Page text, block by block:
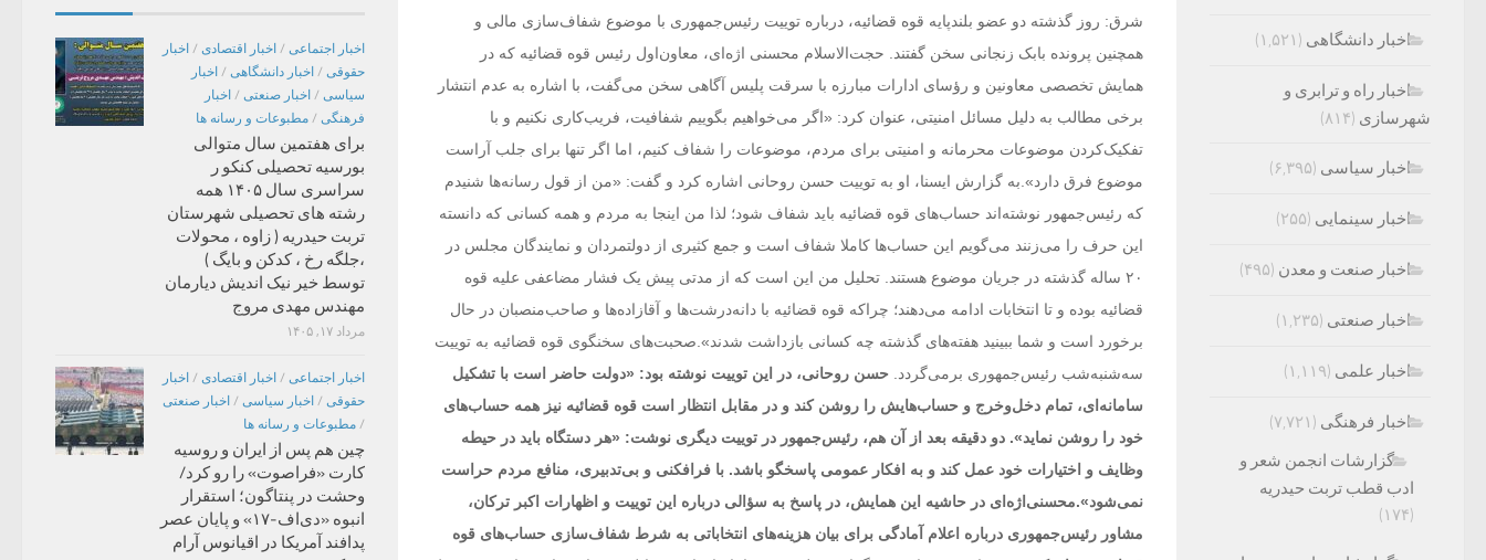
شرق: روز گذشته دو عضو بلندپایه قوه قضائیه، درباره توییت رئیس‌جمهوری با موضوع شفاف‌سازی مالی و
همچنین پرونده بابک زنجانی سخن گفتند. حجت‌الاسلام محسنی اژه‌ای، معاون‌اول رئیس قوه قضائیه که در
همایش تخصصی معاونین و رؤسای ادارات مبارزه با سرقت پلیس آگاهی سخن می‌گفت، با اشاره به عدم انتشار
برخی مطالب به دلیل مسائل امنیتی، عنوان کرد: «اگر می‌خواهیم بگوییم شفافیت، فریب‌کاری نکنیم و با
تفکیک‌کردن موضوعات محرمانه و امنیتی برای مردم، موضوعات را شفاف کنیم، اما اگر تنها برای جلب آراست
موضوع فرق دارد».به گزارش ایسنا، او به توییت حسن روحانی اشاره کرد و گفت: «من از قول رسانه‌ها شنیدم
که رئیس‌جمهور نوشته‌اند حساب‌های قوه قضائیه باید شفاف شود؛ لذا من اینجا به مردم و همه کسانی که دانسته
این حرف را می‌زنند می‌گویم این حساب‌ها کاملا شفاف است و جمع کثیری از دولتمردان و نمایندگان مجلس در
۲۰ ساله گذشته در جریان موضوع هستند. تحلیل من این است که از مدتی پیش یک فشار مضاعفی علیه قوه
قضائیه بوده و تا انتخابات ادامه می‌دهند؛ چراکه قوه قضائیه با دانه‌درشت‌ها و آقازاده‌ها و صاحب‌منصبان در حال
برخورد است و شما ببینید هفته‌های گذشته چه کسانی بازداشت شدند».صحبت‌های سخنگوی قوه قضائیه به توییت
سه‌شنبه‌شب رئیس‌جمهوری برمی‌گردد. حسن روحانی، در این توییت نوشته بود: «دولت حاضر است با تشکیل
سامانه‌ای، تمام دخل‌وخرج و حساب‌هایش را روشن کند و در مقابل انتظار است قوه قضائیه نیز همه حساب‌های
خود را روشن نماید». دو دقیقه بعد از آن هم، رئیس‌جمهور در توییت دیگری نوشت: «هر دستگاه باید در حیطه
وظایف و اختیارات خود عمل کند و به افکار عمومی پاسخگو باشد. با فرافکنی و بی‌تدبیری، منافع مردم حراست
نمی‌شود».محسنی‌اژه‌ای در حاشیه این همایش، در پاسخ به سؤالی درباره این توییت و اظهارات اکبر ترکان،
مشاور رئیس‌جمهوری درباره اعلام آمادگی برای بیان هزینه‌های انتخاباتی به شرط شفاف‌سازی حساب‌های قوه
اخبار اجتماعی / اخبار اقتصادی / اخبار
حقوقی / اخبار دانشگاهی / اخبار
سیاسی / اخبار صنعتی / اخبار
فرهنگی / مطبوعات و رسانه ها
برای هفتمین سال متوالی
بورسیه تحصیلی کنکو ر
سراسری سال ۱۴۰۵ همه
رشته های تحصیلی شهرستان
تربت حیدریه ( زاوه ، محولات
،جلگه رخ ، کدکن و بایگ )
توسط خیر نیک اندیش دیارمان
مهندس مهدی مروج
مرداد ۱۷, ۱۴۰۵
اخبار اجتماعی / اخبار اقتصادی / اخبار
حقوقی / اخبار سیاسی / اخبار صنعتی
/ مطبوعات و رسانه ها
چین هم پس از ایران و روسیه
کارت «فراصوت» را رو کرد/
وحشت در پنتاگون؛ استقرار
انبوه «دی‌اف‑۱۷» و پایان عصر
پدافند آمریکا در اقیانوس آرام
اخبار دانشگاهی (۱,۵۲۱)
اخبار راه و ترابری و
شهرسازی (۸۱۴)
اخبار سیاسی (۶,۳۹۵)
اخبار سینمایی (۲۵۵)
اخبار صنعت و معدن (۴۹۵)
اخبار صنعتی (۱,۲۳۵)
اخبار علمی (۱,۱۱۹)
اخبار فرهنگی (۷,۷۲۱)
گزارشات انجمن شعر و
ادب قطب تربت حیدریه
(۱۷۴)